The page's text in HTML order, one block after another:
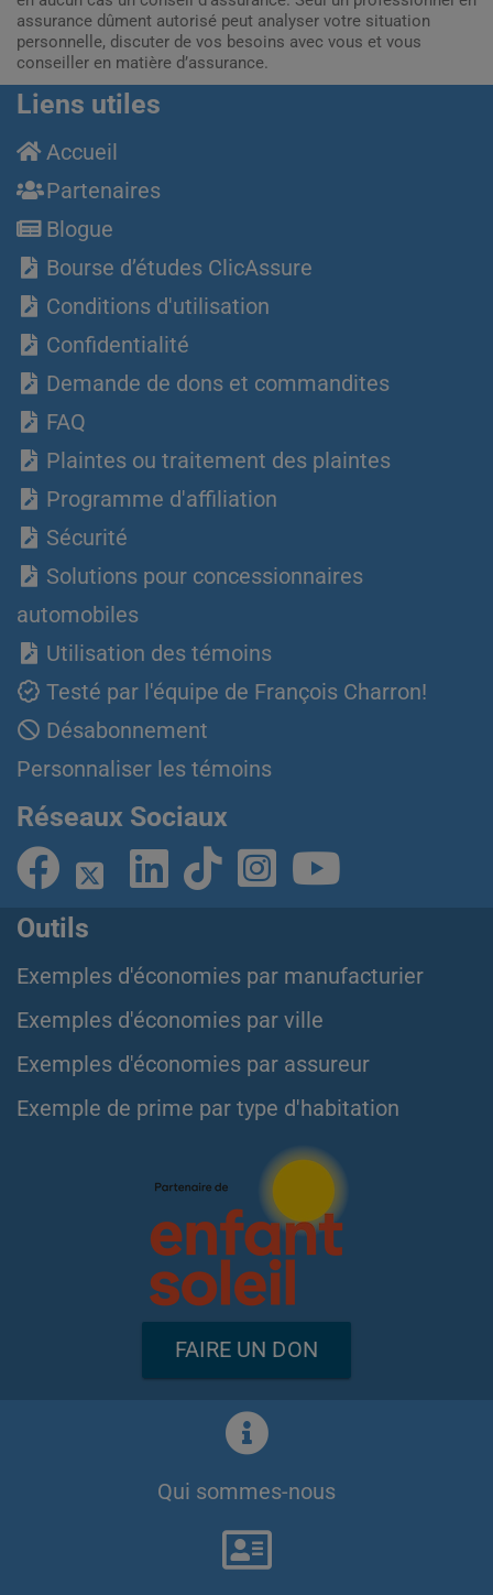
assurance dûment autorisé peut analyser votre situation
personnelle, discuter de vos besoins avec vous et vous
conseiller en matière d’assurance.
Liens utiles
Accueil
Partenaires
Blogue
Bourse d’études ClicAssure
Conditions d'utilisation
Confidentialité
Demande de dons et commandites
FAQ
Plaintes ou traitement des plaintes
Programme d'affiliation
Sécurité
Solutions pour concessionnaires
automobiles
Utilisation des témoins
Testé par l'équipe de François Charron!
Désabonnement
Personnaliser les témoins
Réseaux Sociaux
Outils
Exemples d'économies par manufacturier
Exemples d'économies par ville
Exemples d'économies par assureur
Exemple de prime par type d'habitation
FAIRE UN DON
Qui sommes-nous